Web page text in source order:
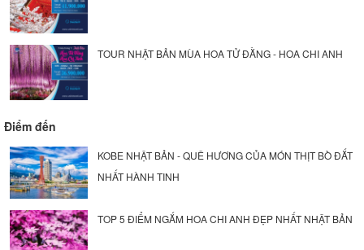
TOUR NHẬT BẢN MÙA HOA TỬ ĐẰNG - HOA CHI ANH
Điểm đến
KOBE NHẬT BẢN - QUÊ HƯƠNG CỦA MÓN THỊT BÒ ĐẮT
NHẤT HÀNH TINH
TOP 5 ĐIỂM NGẮM HOA CHI ANH ĐẸP NHẤT NHẬT BẢN